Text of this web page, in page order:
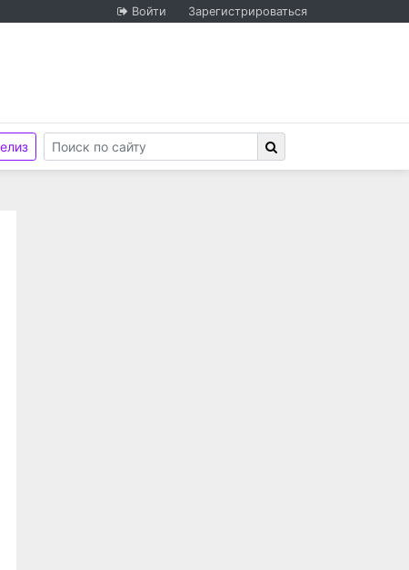
Войти Зарегистрироваться